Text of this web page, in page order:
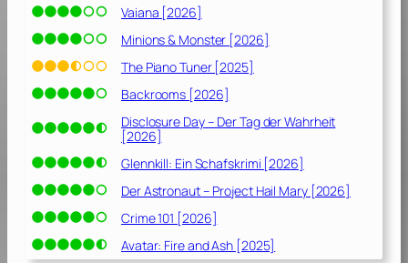
Vaiana [2026]
Minions & Monster [2026]
The Piano Tuner [2025]
Backrooms [2026]
Disclosure Day – Der Tag der Wahrheit
[2026]
Glennkill: Ein Schafskrimi [2026]
Der Astronaut – Project Hail Mary [2026]
Crime 101 [2026]
Avatar: Fire and Ash [2025]